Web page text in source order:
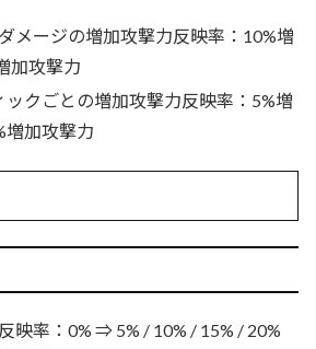
メージの増加攻撃力反映率：10%増
加攻撃力
ックごとの増加攻撃力反映率：5%増
加攻撃力
映率：0% ⇒ 5% / 10% / 15% / 20%